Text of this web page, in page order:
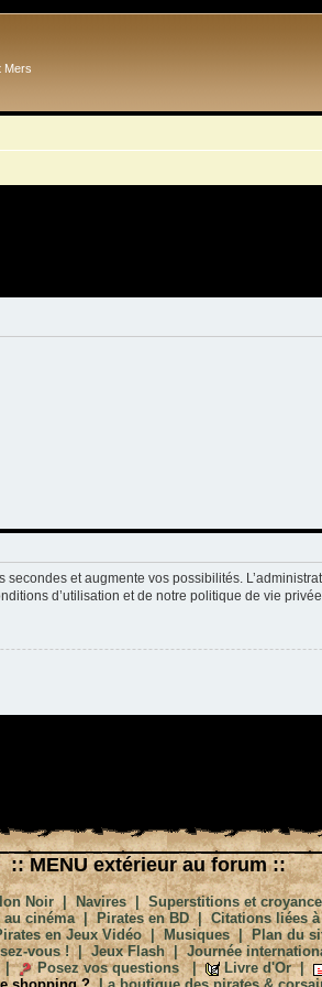
Mers
et augmente vos possibilités.
d’utilisation et de notre politique de vie
:: MENU extérieur au forum ::
Noir|Navires|Superstitions et
au cinéma|Pirates en BD|Citations liées
en Jeux Vidéo|Musiques|Plan du
vous !|Jeux Flash|Journée
Posez vos questions| Livre d'Or|